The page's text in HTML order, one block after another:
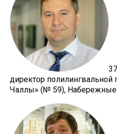
директор
Чаллы» (№ 59),